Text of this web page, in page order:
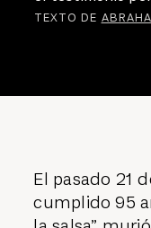
TEXTO DE
El pasado 21
cumplido 95